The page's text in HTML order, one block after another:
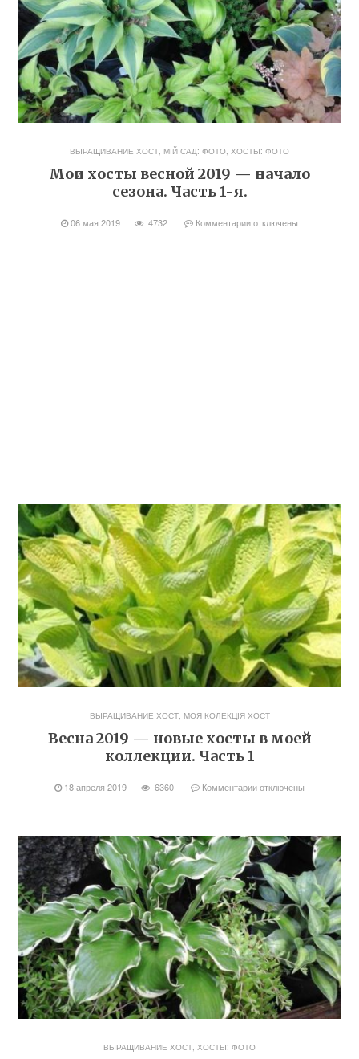
ВЫРАЩИВАНИЕ ХОСТ, МІЙ САД: ФОТО, ХОСТЫ: ФОТО
Мои хосты весной 2019 — начало
сезона. Часть 1-я.
06 мая 2019 4732 Комментарииотключены
ВЫРАЩИВАНИЕ ХОСТ, МОЯ КОЛЕКЦІЯ ХОСТ
Весна 2019 — новые хосты в моей
коллекции. Часть 1
18 апреля 2019 6360 Комментарииотключены
ВЫРАЩИВАНИЕ ХОСТ ХОСТЫ: ФОТО